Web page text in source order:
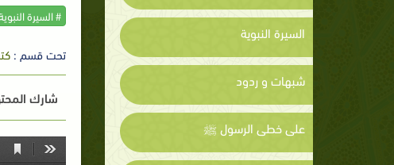
السيرة النبوية
شبهات و ردود
على خطى الرسول ﷺ
# السيرة
تحت قسم :
شارك